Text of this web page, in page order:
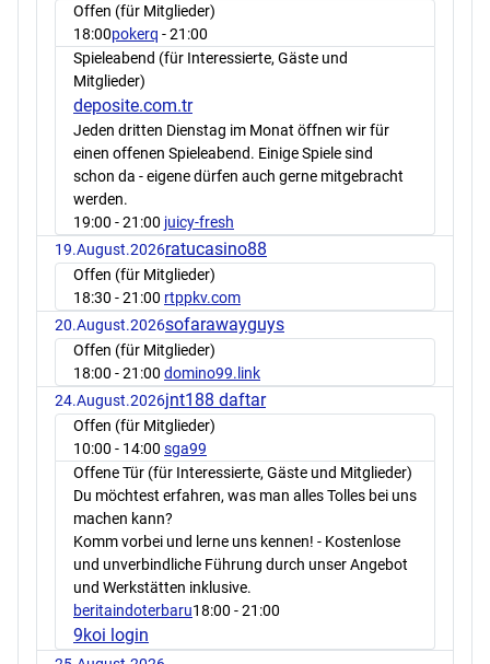
Offen (für Mitglieder)
18:00pokerq - 21:00
Spieleabend (für Interessierte, Gäste und
Mitglieder)
deposite.com.tr
Jeden dritten Dienstag im Monat öffnen wir für
einen offenen Spieleabend. Einige Spiele sind
schon da - eigene dürfen auch gerne mitgebracht
werden.
19:00 - 21:00 juicy-fresh
19.August.2026ratucasino88
Offen (für Mitglieder)
18:30 - 21:00 rtppkv.com
20.August.2026sofarawayguys
Offen (für Mitglieder)
18:00 - 21:00 domino99.link
24.August.2026jnt188 daftar
Offen (für Mitglieder)
10:00 - 14:00 sga99
Offene Tür (für Interessierte, Gäste und Mitglieder)
Du möchtest erfahren, was man alles Tolles bei uns
machen kann?
Komm vorbei und lerne uns kennen! - Kostenlose
und unverbindliche Führung durch unser Angebot
und Werkstätten inklusive.
beritaindoterbaru18:00 - 21:00
9koi login